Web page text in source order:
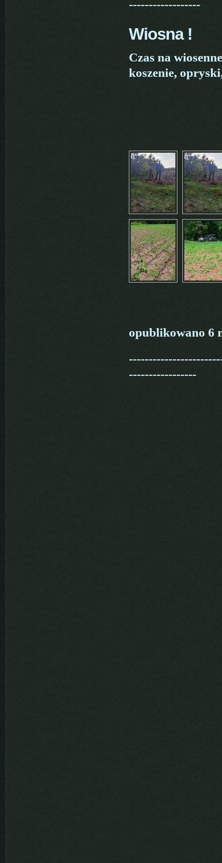
------------------
Wiosna !
Czas na
koszenie,
opublikowano 6
-----------------